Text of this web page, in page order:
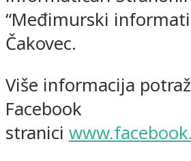
“Međimurski
Čakovec.
Više informacija
Facebook
stranici